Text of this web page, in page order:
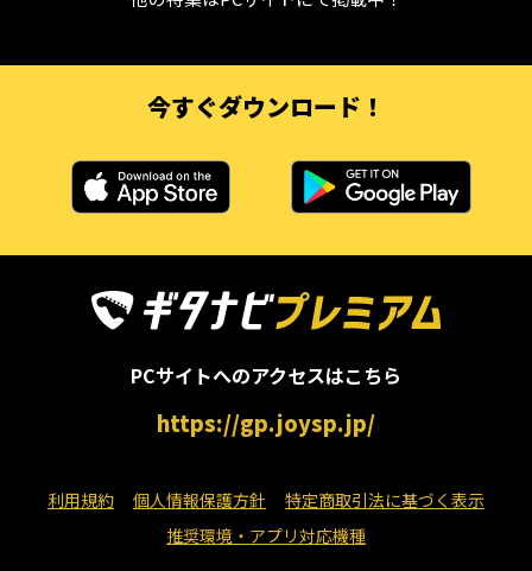
今すぐダウンロード！
PCサイトへのアクセスはこちら
https://gp.joysp.jp/
利用規約 個人情報保護方針
特定商取引法に基づく表示
推奨環境・アプリ対応機種